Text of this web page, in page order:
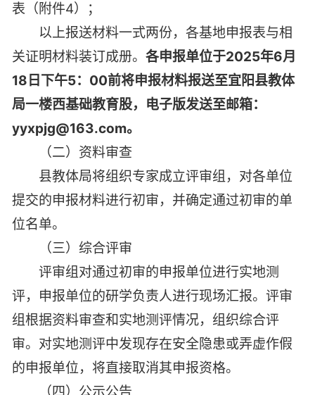
表（附件4）；
以上报送材料一式两份，各基地申报表与相
关证明材料装订成册。 各申报单位于2025年6月
18日下午5：00前将申报材料报送至宜阳县教体
局一楼西基础教育股，电子版发送至邮箱：
yyxpjg@163.com。
（二）资料审查
县教体局将组织专家成立评审组，对各单位
提交的申报材料进行初审，并确定通过初审的单
位名单。
（三）综合评审
评审组对通过初审的申报单位进行实地测
评，申报单位的研学负责人进行现场汇报。评审
组根据资料审查和实地测评情况，组织综合评
审。对实地测评中发现存在安全隐患或弄虚作假
的申报单位，将直接取消其申报资格。